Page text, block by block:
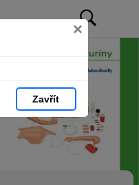
×
Zavřít